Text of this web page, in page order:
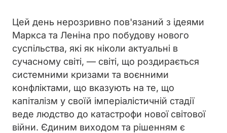
Цей день нерозривно пов'язаний з ідеями
Маркса та Леніна про побудову нового
суспільства, які як ніколи актуальні в
сучасному світі, — світі, що роздирається
системними кризами та воєнними
конфліктами, що вказують на те, що
капіталізм у своїй імперіалістичній стадії
веде людство до катастрофи нової світової
війни. Єдиним виходом та рішенням є